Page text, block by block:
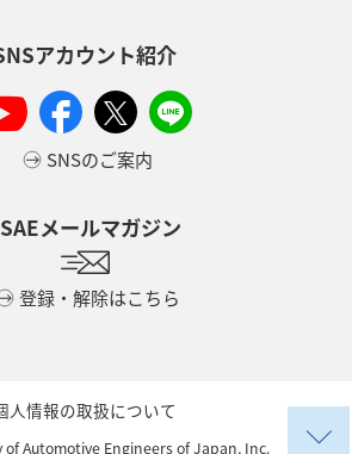
アカウント紹介
SNSのご案内
メールマガジン
登録・解除はこちら
人情報の取扱について
Automotive Engineers of Japan, Inc.